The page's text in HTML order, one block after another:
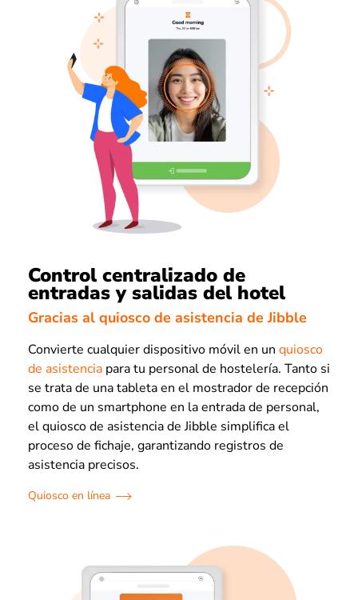
Control centralizado de
entradas y salidas del hotel
Gracias al quiosco de asistencia de Jibble
Convierte cualquier dispositivo móvil en un quiosco
de asistencia para tu personal de hostelería. Tanto si
se trata de una tableta en el mostrador de recepción
como de un smartphone en la entrada de personal,
el quiosco de asistencia de Jibble simplifica el
proceso de fichaje, garantizando registros de
asistencia precisos.
Quiosco en línea